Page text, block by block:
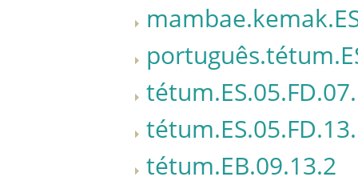
tétum.EB.09.13.2